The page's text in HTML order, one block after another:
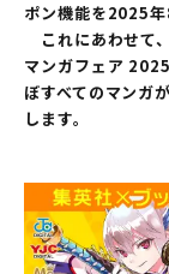
ポン機能を2025年
これにあわせて
マンガフェア
ぼすべてのマンガ
します。